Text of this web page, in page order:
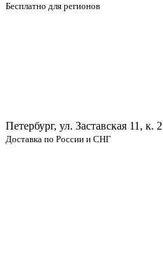
Бесплатно для регионов
Петербург, ул. Заставская 11, к. 2
Доставка по России и СНГ